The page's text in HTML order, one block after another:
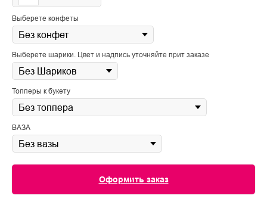
Выберете конфеты
Выберете шарики. Цвет и надпись уточняйте прит заказе
Топперы к букету
ВАЗА
Оформить заказ